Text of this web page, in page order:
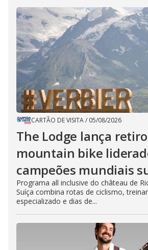
CARTÃO DE VISITA/ 05/08/2026
The Lodge lança
mountain bike
campeões mundiais
Programa all inclusive do château de
Suíça combina rotas de ciclismo,
especializado e dias de...